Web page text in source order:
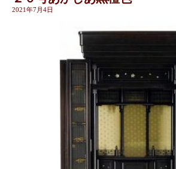
2021年7月4日